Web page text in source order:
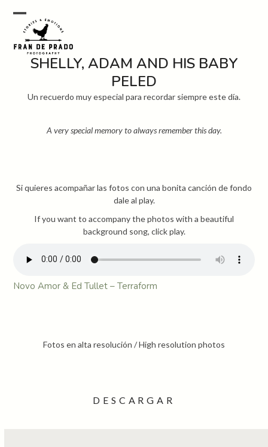
contentOpen
mobile
menu
Close
mobile
menu
SHELLY, ADAM AND HIS BABY
PELED
Un recuerdo muy especial para recordar siempre este día.
A very special memory to always remember this day.
Si quieres acompañar las fotos con una bonita canción de fondo
dale al play.
If you want to accompany the photos with a beautiful
background song, click play.
Novo Amor & Ed Tullet – Terraform
Fotos en alta resolución / High resolution photos